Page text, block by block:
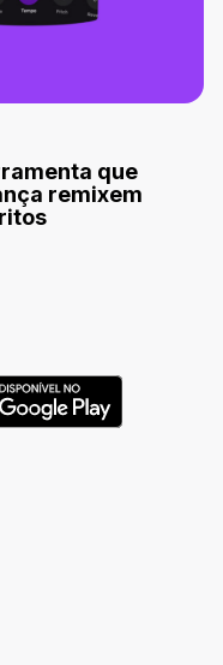
que
remixem